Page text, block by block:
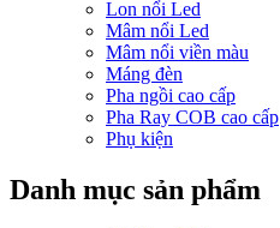
Lon nổi Led
Mâm nổi Led
Mâm nổi viền màu
Máng đèn
Pha ngồi cao cấp
Pha Ray COB cao cấp
Phụ kiện
Danh mục sản phẩm